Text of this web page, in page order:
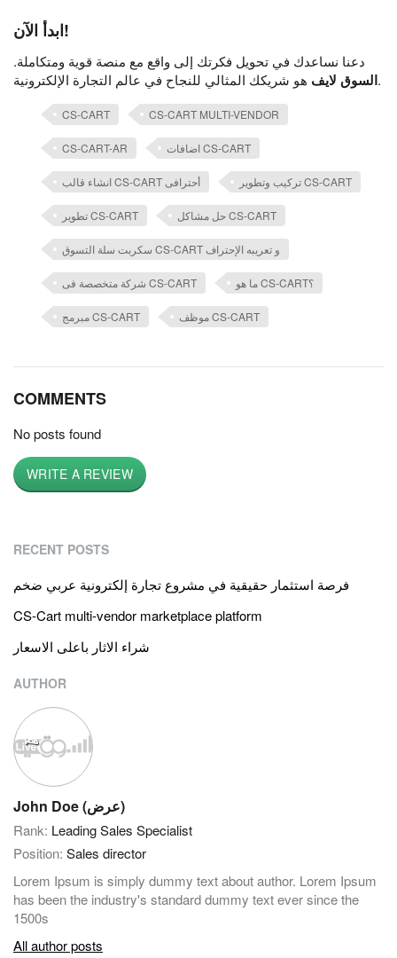
ابدأ الآن!
دعنا نساعدك في تحويل فكرتك إلى واقع مع منصة قوية ومتكاملة.
السوق لايفهو شريكك المثالي للنجاح في عالم التجارة الإلكترونية.
CS-CART CS-CART MULTI-VENDOR
CS-CART-AR اضافات CS-CART
انشاء قالب CS-CART أحترافى تركيب وتطوير CS-CART
تطوير CS-CART حل مشاكل CS-CART
سكربت سلة التسوق CS-CART و تعريبه الإحتراف
شركة متخصصة فى CS-CART ما هو CS-CART؟
مبرمج CS-CART موظف CS-CART
COMMENTS
No posts found
WRITE A REVIEW
RECENT POSTS
فرصة استثمار حقيقية في مشروع تجارة إلكترونية عربي ضخم
CS-Cart multi-vendor marketplace platform
شراء الاثار باعلى الاسعار
AUTHOR
John Doe (عرض)
Rank: Leading Sales Specialist
Position: Sales director
Lorem Ipsum is simply dummy text about author. Lorem Ipsum
has been the industry's standard dummy text ever since the
1500s
All author posts